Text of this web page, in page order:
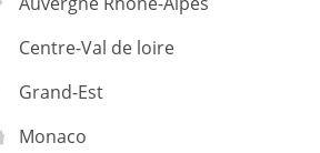
Centre-Val de loire
Grand-Est
Monaco